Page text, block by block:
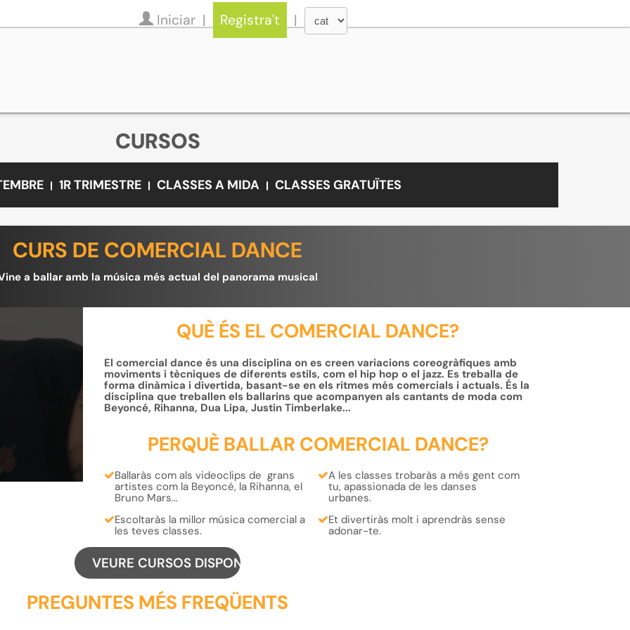
Iniciar Registra't
CURSOS
1R TRIMESTRE CLASSES A MIDA CLASSES GRATUÏTES
CURS DE COMERCIAL DANCE
a ballar amb la música més actual del panorama musical
QUÈ ÉS EL COMERCIAL DANCE?
El comercial dance és una disciplina on es creen variacions coreogràfiques amb
moviments i tècniques de diferents estils, com el hip hop o el jazz. Es treballa de
forma dinàmica i divertida, basant-se en els ritmes més comercials i actuals. És la
disciplina que treballen els ballarins que acompanyen als cantants de moda com
Beyoncé, Rihanna, Dua Lipa, Justin Timberlake...
PERQUÈ BALLAR COMERCIAL DANCE?
Ballaràs com als videoclips de grans
artistes com la Beyoncé, la Rihanna, el
Bruno Mars...
A les classestrobaràs a més gent com
tu, apassionada de les danses
urbanes.
Escoltaràs la millor música comerciala
les teves classes.
Et divertiràs molt i aprendràs sense
adonar-te.
VEURE CURSOS DISPONIBLES
PREGUNTES MÉS FREQÜENTS